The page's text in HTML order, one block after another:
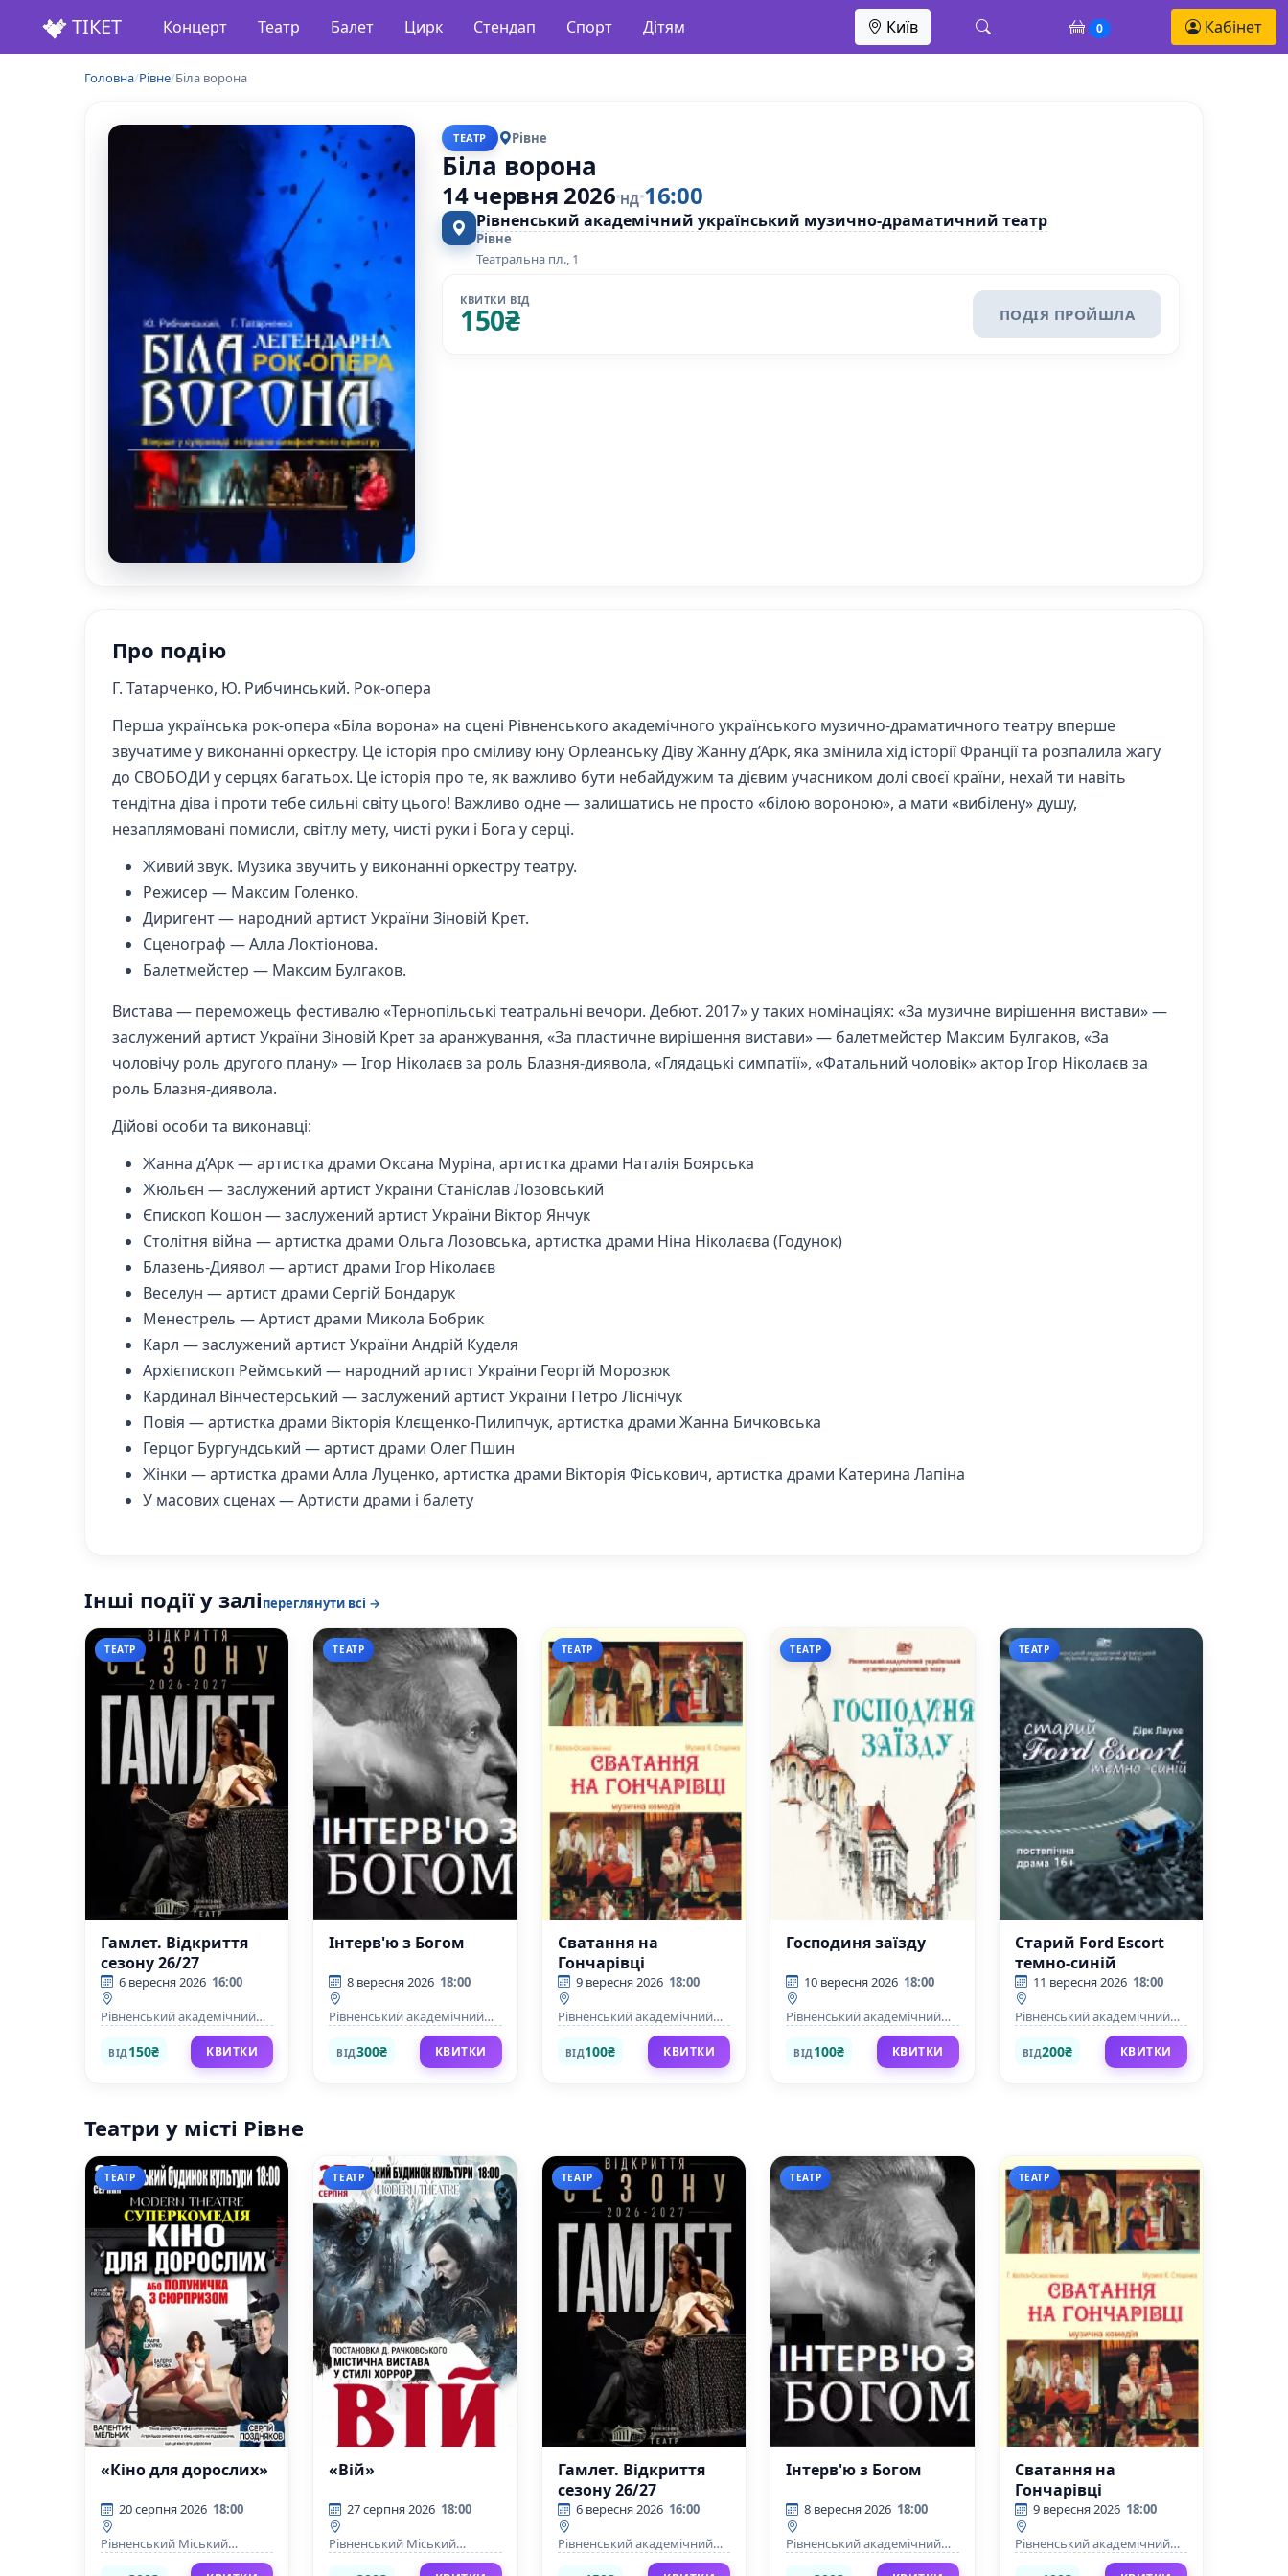
ТІКЕТ Концерт Театр Балет Цирк Стендап Спорт Дітям Київ 0 Кабінет
Головна/Рівне/Біла ворона
ТЕАТР Рівне
Біла ворона
14 червня 2026 НД 16:00
Рівненський академічний український музично-драматичний театр
Рівне
Театральна пл., 1
КВИТКИ ВІД
150₴ ПОДІЯ ПРОЙШЛА
Про подію
Г. Татарченко, Ю. Рибчинський. Рок-опера
Перша українська рок-опера «Біла ворона» на сцені Рівненського академічного українського музично-драматичного театру вперше
звучатиме у виконанні оркестру. Це історія про сміливу юну Орлеанську Діву Жанну д’Арк, яка змінила хід історії Франції та розпалила жагу
до СВОБОДИ у серцях багатьох. Це історія про те, як важливо бути небайдужим та дієвим учасником долі своєї країни, нехай ти навіть
тендітна діва і проти тебе сильні світу цього! Важливо одне — залишатись не просто «білою вороною», а мати «вибілену» душу,
незаплямовані помисли, світлу мету, чисті руки і Бога у серці.
Живий звук. Музика звучить у виконанні оркестру театру.
Режисер — Максим Голенко.
Диригент — народний артист України Зіновій Крет.
Сценограф — Алла Локтіонова.
Балетмейстер — Максим Булгаков.
Вистава — переможець фестивалю «Тернопільські театральні вечори. Дебют. 2017» у таких номінаціях: «За музичне вирішення вистави» —
заслужений артист України Зіновій Крет за аранжування, «За пластичне вирішення вистави» — балетмейстер Максим Булгаков, «За
чоловічу роль другого плану» — Ігор Ніколаєв за роль Блазня-диявола, «Глядацькі симпатії», «Фатальний чоловік» актор Ігор Ніколаєв за
роль Блазня-диявола.
Дійові особи та виконавці:
Жанна д’Арк — артистка драми Оксана Муріна, артистка драми Наталія Боярська
Жюльєн — заслужений артист України Станіслав Лозовський
Єпископ Кошон — заслужений артист України Віктор Янчук
Столітня війна — артистка драми Ольга Лозовська, артистка драми Ніна Ніколаєва (Годунок)
Блазень-Диявол — артист драми Ігор Ніколаєв
Веселун — артист драми Сергій Бондарук
Менестрель — Артист драми Микола Бобрик
Карл — заслужений артист України Андрій Куделя
Архієпископ Реймський — народний артист України Георгій Морозюк
Кардинал Вінчестерський — заслужений артист України Петро Ліснічук
Повія — артистка драми Вікторія Клєщенко-Пилипчук, артистка драми Жанна Бичковська
Герцог Бургундський — артист драми Олег Пшин
Жінки — артистка драми Алла Луценко, артистка драми Вікторія Фіськович, артистка драми Катерина Лапіна
У масових сценах — Артисти драми і балету
Інші події у заліпереглянути всі →
ТЕАТР
Гамлет. Відкриття
сезону 26/27
6 вересня 2026 16:00
Рівненський академічний
український музично-
драматичний театр
ВІД150₴ КВИТКИ
ТЕАТР
Інтерв'ю з Богом
8 вересня 2026 18:00
Рівненський академічний
український музично-
драматичний театр
ВІД300₴ КВИТКИ
ТЕАТР
Сватання на
Гончарівці
9 вересня 2026 18:00
Рівненський академічний
український музично-
драматичний театр
ВІД100₴ КВИТКИ
ТЕАТР
Господиня заїзду
10 вересня 2026 18:00
Рівненський академічний
український музично-
драматичний театр
ВІД100₴ КВИТКИ
ТЕАТР
Старий Ford Escort
темно-синій
11 вересня 2026 18:00
Рівненський академічний
український музично-
драматичний театр
ВІД200₴ КВИТКИ
Театри у місті Рівне
ТЕАТР
«Кіно для дорослих»
20 серпня 2026 18:00
Рівненський Міський
Будинок Культури
ТЕАТР
«Вій»
27 серпня 2026 18:00
Рівненський Міський
Будинок Культури
ТЕАТР
Гамлет. Відкриття
сезону 26/27
6 вересня 2026 16:00
Рівненський академічний
український музично-
ТЕАТР
Інтерв'ю з Богом
8 вересня 2026 18:00
Рівненський академічний
український музично-
ТЕАТР
Сватання на
Гончарівці
9 вересня 2026 18:00
Рівненський академічний
український музично-